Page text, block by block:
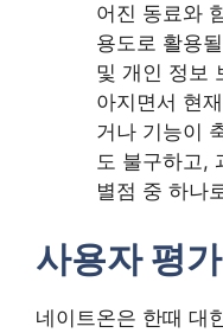
어진 동료와
용도로 활용
및 개인 정보
아지면서 현
거나 기능이
도 불구하고,
별점 중 하나
사용자 평
네이트온은 한때 대